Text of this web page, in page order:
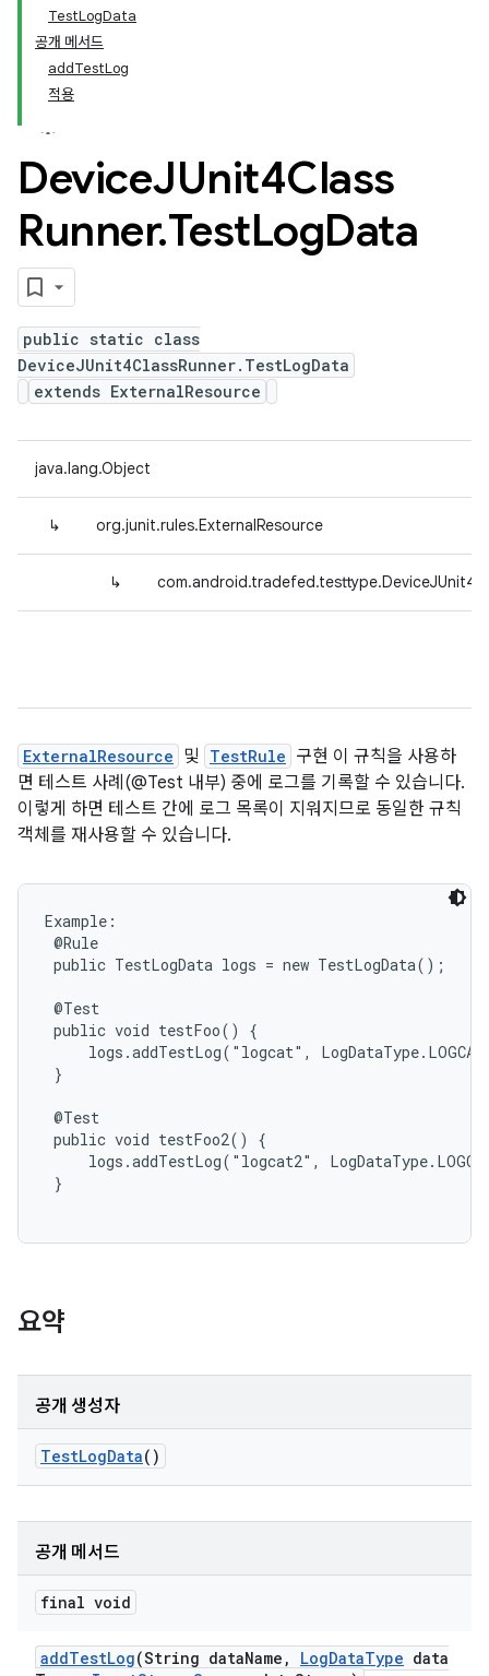
TestLogData
공개 메서드
addTestLog
적용
DeviceJUnit4Class
Runner.TestLogData
public static class
DeviceJUnit4ClassRunner.TestLogData
extends ExternalResource
java.lang.Object
↳ org.junit.rules.ExternalResource
↳
ExternalResource 및 TestRule 구현 이 규칙을 사용하
면 테스트 사례(@Test 내부) 중에 로그를 기록할 수 있습니다.
이렇게 하면 테스트 간에 로그 목록이 지워지므로 동일한 규칙
객체를 재사용할 수 있습니다.
Example:
@Rule
public TestLogData logs = new TestLogData();
@Test
public void testFoo() {
logs.addTestLog("logcat",
}
@Test
public void testFoo2() {
logs.addTestLog("logcat2",
}
요약
공개 생성자
TestLogData()
공개 메서드
final void
addTestLog(String dataName , LogDataType data